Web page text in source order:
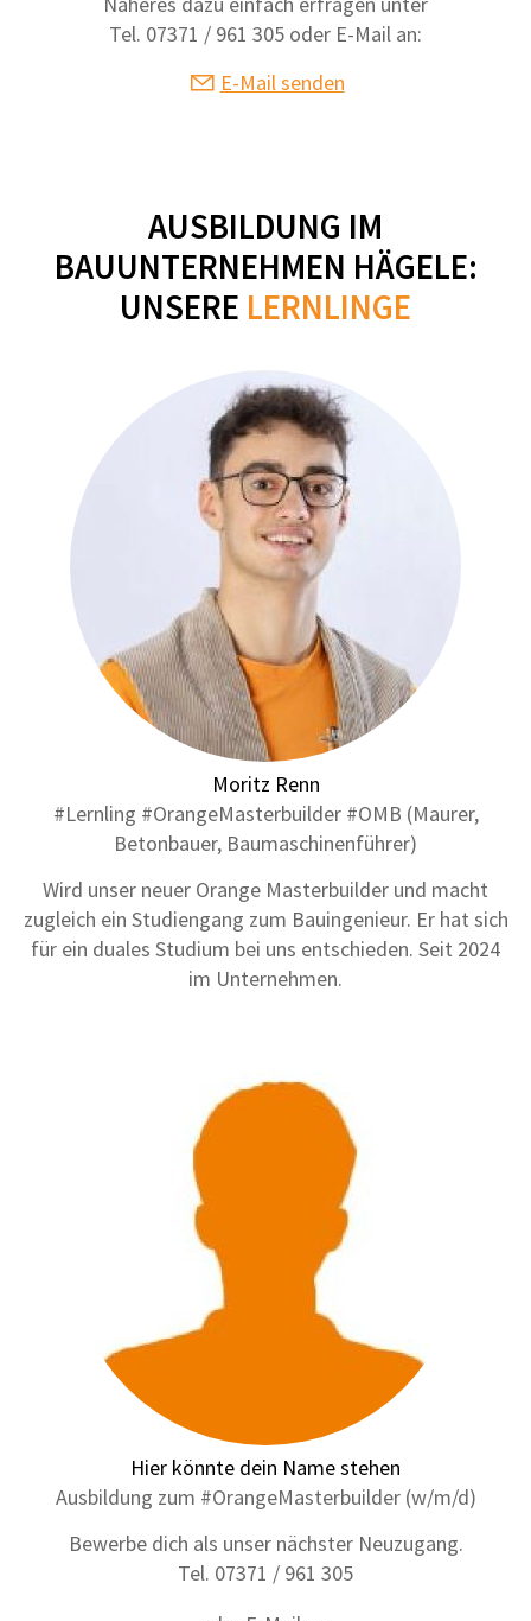
Tel. 07371 / 961 305 oder E-Mail an:
E-Mail senden
AUSBILDUNG IM
BAUUNTERNEHMEN HÄGELE:
UNSERE LERNLINGE
Moritz Renn
#Lernling #OrangeMasterbuilder #OMB (Maurer,
Betonbauer, Baumaschinenführer)
Wird unser neuer Orange Masterbuilder und macht
zugleich ein Studiengang zum Bauingenieur. Er hat sich
für ein duales Studium bei uns entschieden. Seit 2024
im Unternehmen.
Hier könnte dein Name stehen
Ausbildung zum #OrangeMasterbuilder (w/m/d)
Bewerbe dich als unser nächster Neuzugang.
Tel. 07371 / 961 305